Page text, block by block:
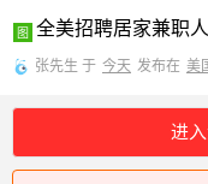
全美招聘居家兼职
张先生 于 今天 发布在 美
进